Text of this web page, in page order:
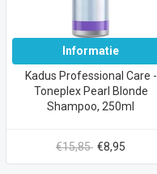
Informatie
Kadus Professional Care -
Toneplex Pearl Blonde
Shampoo, 250ml
€15,85 €8,95